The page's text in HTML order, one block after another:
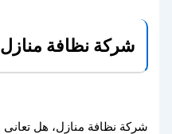
شركة نظافة منازل
شركة نظافة منازل، هل